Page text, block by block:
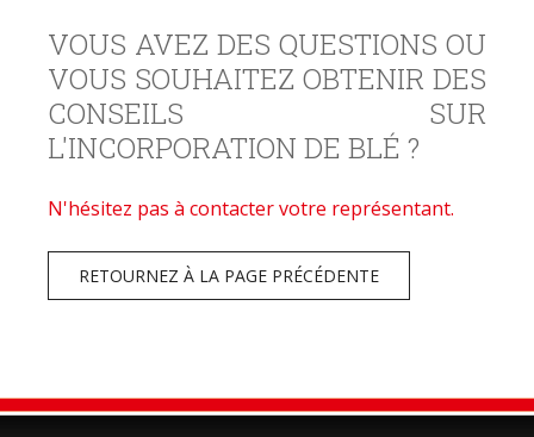
VOUS AVEZ DES QUESTIONS OU
VOUS SOUHAITEZ OBTENIR DES
CONSEILS SUR
L'INCORPORATION DE BLÉ ?
N'hésitez pas à contacter votre représentant.
RETOURNEZ À LA PAGE PRÉCÉDENTE